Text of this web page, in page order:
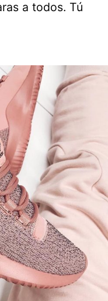
a todos. Tú